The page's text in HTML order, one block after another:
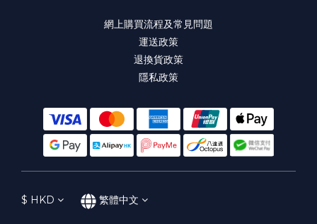
網上購買流程及常見問題
運送政策
退換貨政策
隱私政策
$ HKD 繁體中文